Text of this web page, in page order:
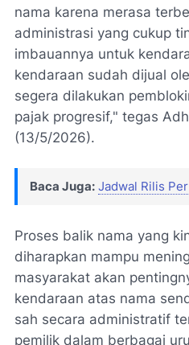
nama karena merasa
administrasi yang cukup
imbauannya untuk
kendaraan sudah dijual
segera dilakukan
pajak progresif," tegas
(13/5/2026).
Baca Juga: Jadwal Rilis
Proses balik nama yang
diharapkan mampu
masyarakat akan
kendaraan atas nama
sah secara administratif
pemilik dalam berbagai